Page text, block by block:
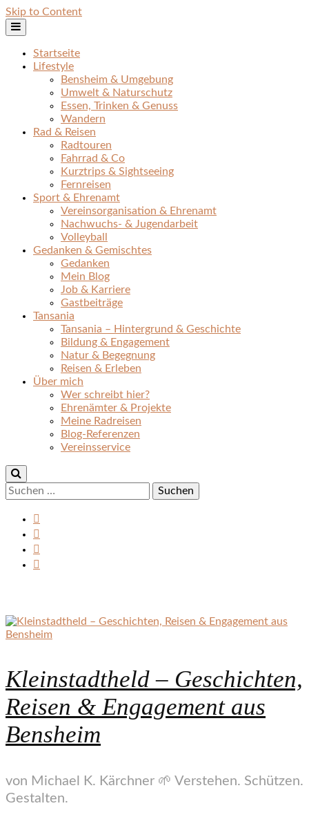
Skip to Content
Startseite
Lifestyle
Bensheim & Umgebung
Umwelt & Naturschutz
Essen, Trinken & Genuss
Wandern
Rad & Reisen
Radtouren
Fahrrad & Co
Kurztrips & Sightseeing
Fernreisen
Sport & Ehrenamt
Vereinsorganisation & Ehrenamt
Nachwuchs- & Jugendarbeit
Volleyball
Gedanken & Gemischtes
Gedanken
Mein Blog
Job & Karriere
Gastbeiträge
Tansania
Tansania – Hintergrund & Geschichte
Bildung & Engagement
Natur & Begegnung
Reisen & Erleben
Über mich
Wer schreibt hier?
Ehrenämter & Projekte
Meine Radreisen
Blog-Referenzen
Vereinsservice
Suchen
nach:
Kleinstadtheld – Geschichten,
Reisen & Engagement aus
Bensheim
von Michael K. Kärchner 🌱 Verstehen. Schützen.
Gestalten.